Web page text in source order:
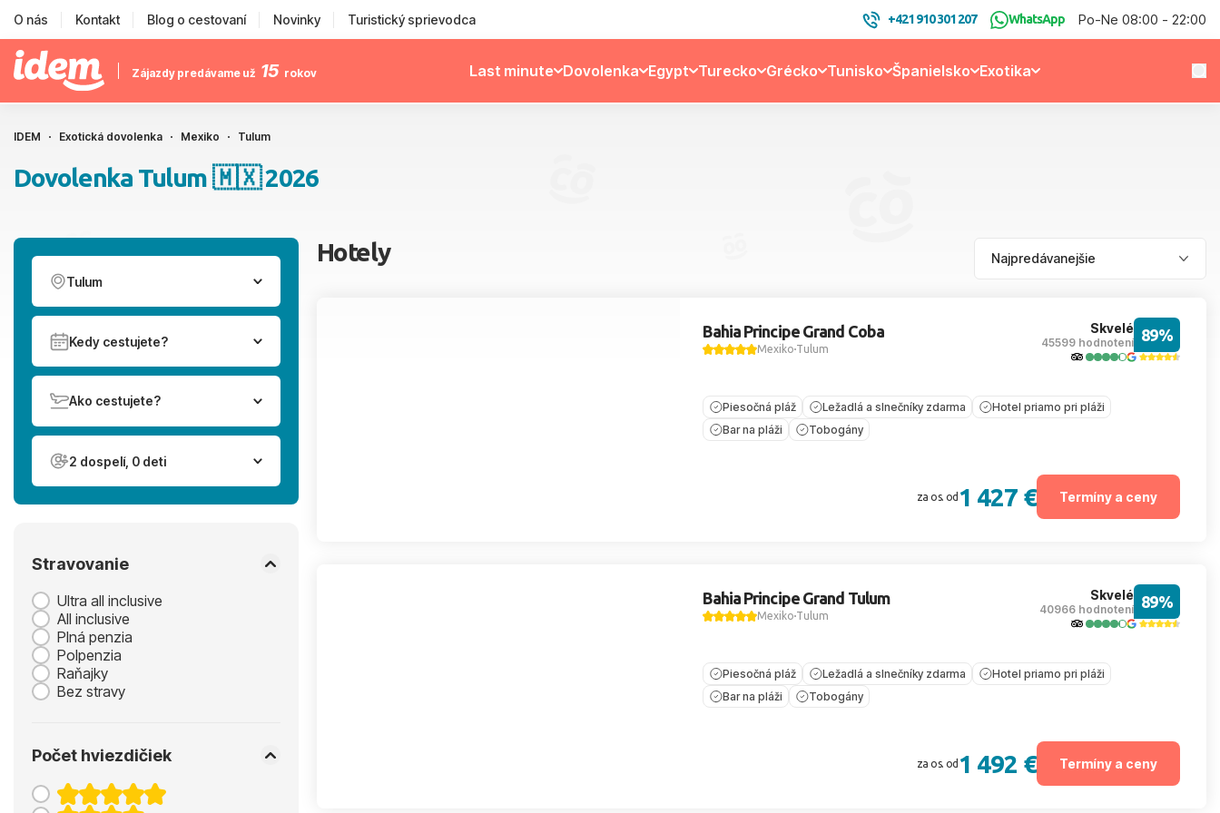
O nás Kontakt Blog o cestovaní Novinky Turistický sprievodca +421 910 301 207 WhatsApp Po-Ne 08:00 - 22:00
Zájazdy predávame už 15 rokov Last minute Dovolenka Egypt Turecko Grécko Tunisko Španielsko Exotika
IDEM Exotická dovolenka Mexiko Tulum
Dovolenka Tulum 🇲🇽 2026
Tulum
Kedy cestujete?
Ako cestujete?
2 dospelí, 0 deti
Stravovanie
Ultra all inclusive
All inclusive
Plná penzia
Polpenzia
Raňajky
Bez stravy
Počet hviezdičiek
Hotely
Bahia Principe Grand Coba
MexikoTulum
Skvelé
45599 hodnotení 89%
Piesočná pláž Ležadlá a slnečníky zdarma
Hotel priamo pri pláži
Bar na pláži
Tobogány
za os. od 1 427 € Termíny a ceny
Bahia Principe Grand Tulum
MexikoTulum
Skvelé
40966 hodnotení 89%
Piesočná pláž Ležadlá a slnečníky zdarma
Hotel priamo pri pláži
Bar na pláži
Tobogány
za os. od 1 492 € Termíny a ceny